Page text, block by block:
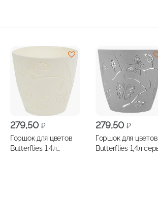
279,50 ₽
Горшок для цветов
Butterflies 1,4л
279,50 ₽
Горшок для цветов
Butterflies 1,4л серый